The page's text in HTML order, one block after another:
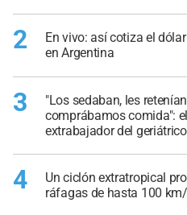
2
En vivo: así cotiza el
en Argentina
3
"Los sedaban, les
comprábamos comida":
extrabajador del geriátrico
4
Un ciclón extratropical
ráfagas de hasta 100